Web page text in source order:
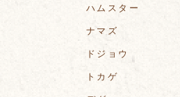
ハムスター
ナマズ
ドジョウ
トカゲ